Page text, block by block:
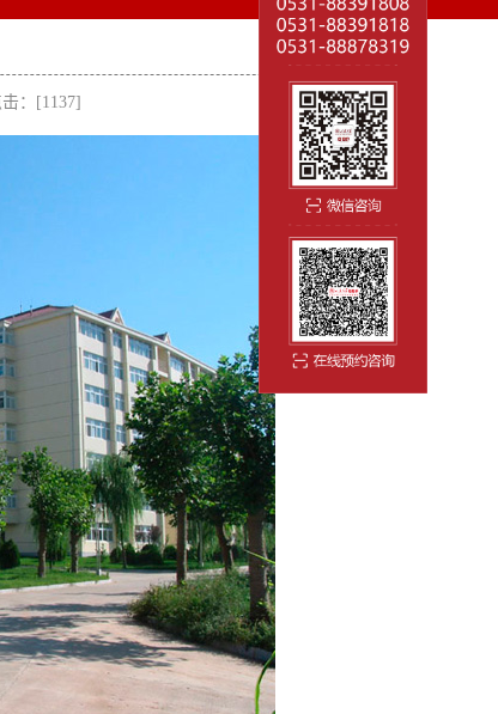
：[1137]